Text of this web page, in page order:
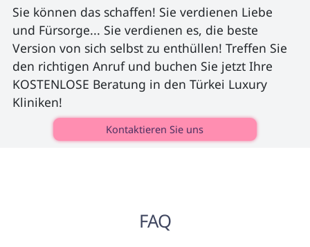
Sie können das schaffen! Sie verdienen Liebe
und Fürsorge... Sie verdienen es, die beste
Version von sich selbst zu enthüllen! Treffen Sie
den richtigen Anruf und buchen Sie jetzt Ihre
KOSTENLOSE Beratung in den Türkei Luxury
Kliniken!
Kontaktieren Sie uns
FAQ